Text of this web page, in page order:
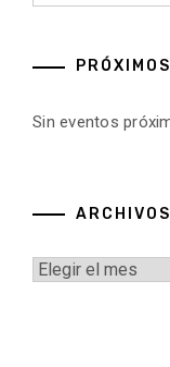
Sin eventos
ARCHIVOS
Archivos